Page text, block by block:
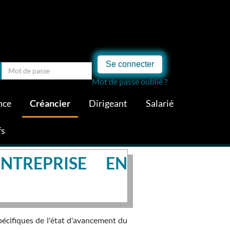
Se connecter
Mot de passe oublié ?
Créancier Dirigeant Salarié
EN
de l'état d'avancement du